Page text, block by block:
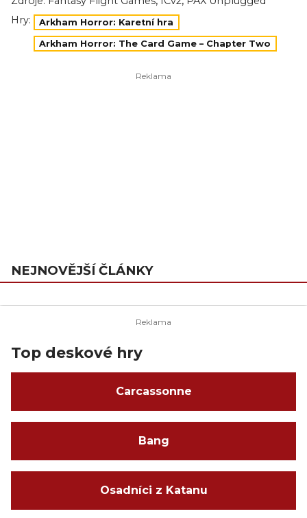
Hry:
Arkham Horror: Karetní hra
Arkham Horror: The Card Game – Chapter Two
NEJNOVĚJŠÍ ČLÁNKY
Top deskové hry
Carcassonne
Bang
Osadníci z Katanu